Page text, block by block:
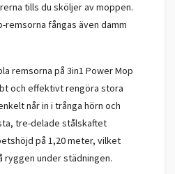
tills du sköljer av moppen.
remsorna fångas även damm
remsorna på 3in1 Power Mop
och effektivt rengöra stora
når in i trånga hörn och
tre-delade stålskaftet
på 1,20 meter, vilket
ryggen under städningen.